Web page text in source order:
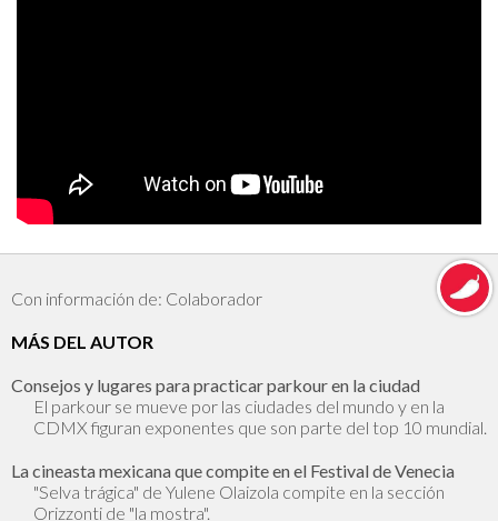
Con información de: Colaborador
MÁS DEL AUTOR
Consejos y lugares para practicar parkour en la ciudad
El parkour se mueve por las ciudades del mundo y en la
CDMX figuran exponentes que son parte del top 10 mundial.
La cineasta mexicana que compite en el Festival de Venecia
"Selva trágica" de Yulene Olaizola compite en la sección
Orizzonti de "la mostra".